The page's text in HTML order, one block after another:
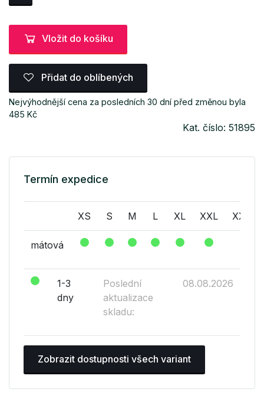
Vložit do košíku
Přidat do oblíbených
Nejvýhodnější cena za posledních 30 dní před změnou byla
485 Kč
Kat. číslo: 51895
Termín expedice
XS S M L XL XXL XXXL
mátová
1-3
dny
Poslední
aktualizace
skladu:
08.08.2026
Zobrazit dostupnosti všech variant